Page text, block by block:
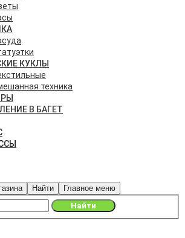
КУКЛЫ
техника
В БАГЕТ
Найти Главное меню